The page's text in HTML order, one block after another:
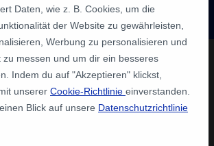
Schüler:innen
Daten, wie z. B. Cookies, um die
der Website zu gewährleisten,
Werbung zu personalisieren und
zu messen und um dir ein besseres
Indem du auf "Akzeptieren" klickst,
unserer Cookie-Richtlinie einverstanden.
Blick auf unsere Datenschutzrichtlinie